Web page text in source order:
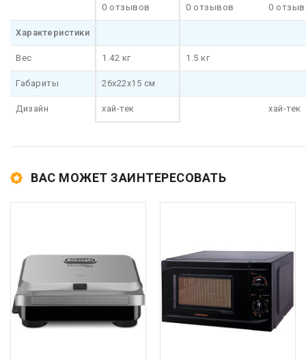
0 отзывов
0 отзывов 0
Характеристики
Вес 1.42 кг 1.5 кг
Габариты 26x22x15 см
Дизайн хай-тек хай-тек
ВАС МОЖЕТ ЗАИНТЕРЕСОВАТЬ